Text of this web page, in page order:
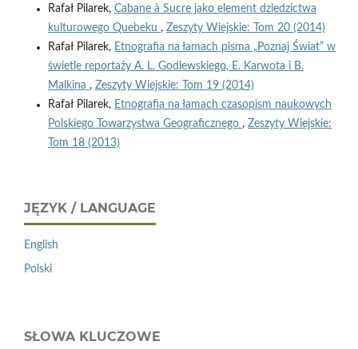
Rafał Pilarek, Cabane à Sucre jako element dziedzictwa
kulturowego Quebeku , Zeszyty Wiejskie: Tom 20 (2014)
Rafał Pilarek, Etnografia na łamach pisma „Poznaj Świat” w
świetle reportaży A. L. Godlewskiego, E. Karwota i B.
Malkina , Zeszyty Wiejskie: Tom 19 (2014)
Rafał Pilarek, Etnografia na łamach czasopism naukowych
Polskiego Towarzystwa Geograficznego , Zeszyty Wiejskie:
Tom 18 (2013)
JĘZYK / LANGUAGE
English
Polski
SŁOWA KLUCZOWE